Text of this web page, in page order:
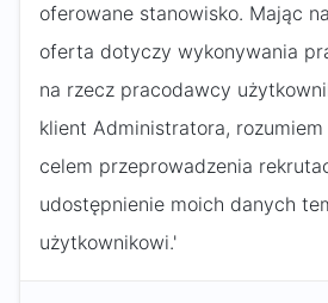
oferowane stanowisko. Mając
oferta dotyczy wykonywania
na rzecz pracodawcy
klient Administratora,
celem przeprowadzenia
udostępnienie moich danych
użytkownikowi.'